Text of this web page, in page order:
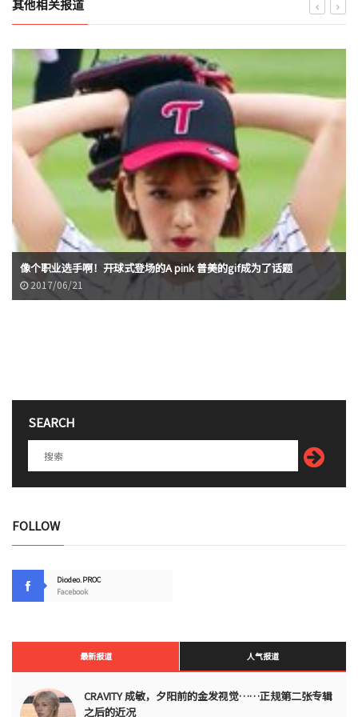
其他相关报道
像个职业选手啊！开球式登场的A pink 普美的gif成为了话题
2017/06/21
SEARCH
FOLLOW
Diodeo.PROC
Facebook
最新报道 人气报道
CRAVITY 成敏，夕阳前的金发视觉……正规第二张专辑
之后的近况